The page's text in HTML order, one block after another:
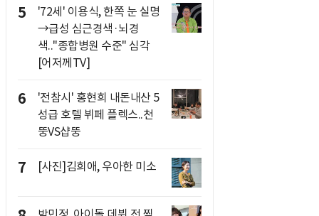
5
'72세' 이용식, 한쪽 눈 실명
→급성 심근경색·뇌경
색.."종합병원 수준" 심각
[어저께TV]
6
'전참시' 홍현희 내돈내산 5
성급 호텔 뷔페 플렉스..천
뚱VS샵뚱
7 [사진]김희애, 우아한 미소